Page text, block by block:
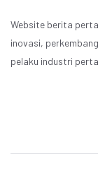
Website berita
inovasi,
pelaku industri